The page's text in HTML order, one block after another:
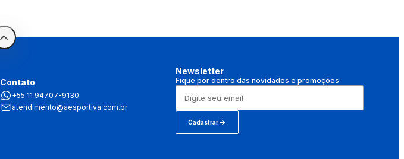
Contato
+55 11 94707-9130
atendimento@aesportiva.com.br
Newsletter
Fique por dentro das novidades e promoções
Cadastrar